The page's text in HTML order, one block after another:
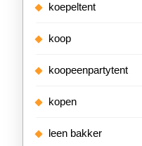
koepeltent
koop
koopeenpartytent
kopen
leen bakker